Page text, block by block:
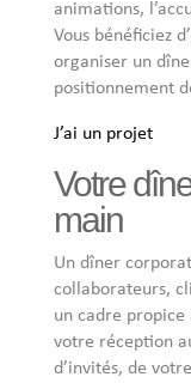
animations,
Vous bénéficiez
organiser un
positionnement
J’ai un projet
Votre
main
Un dîner
collaborateurs,
un cadre propice
votre réception
d’invités, de